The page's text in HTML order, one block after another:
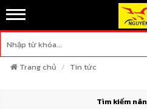
Trang chủ Tin tức
Tìm kiếm